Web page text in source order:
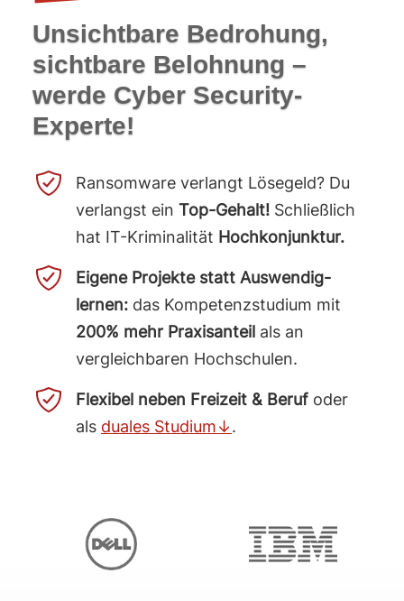
Unsichtbare Bedrohung,
sichtbare Belohnung –
werde Cyber Security-
Experte!
Ransomware verlangt Lösegeld? Du
verlangst ein Top-Gehalt!Schließlich
hat IT-Kriminalität Hochkonjunktur.
Eigene Projekte statt Auswendig­
lernen:das Kompetenz­studium mit
200% mehr Praxisanteil als an
vergleichbaren Hochschulen.
Flexibel neben Freizeit & Beruf oder
als duales Studium↓.